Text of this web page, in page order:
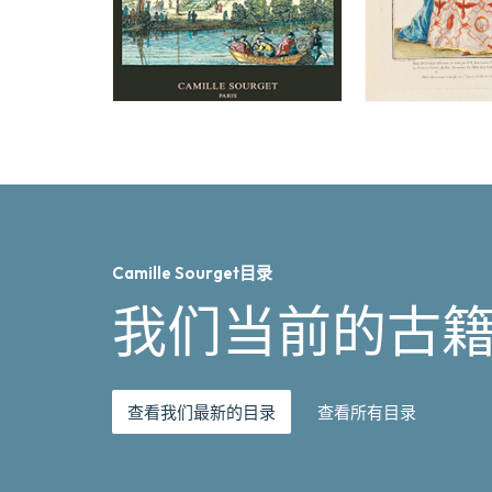
Camille Sourget目录
我们当前的古
查看我们最新的目录 查看所有目录